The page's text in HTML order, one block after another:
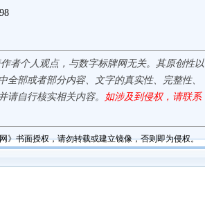
者个人观点，与数字标牌网无关。其原创性以
部或者部分内容、文字的真实性、完整性、
请自行核实相关内容。
如涉及到侵权，请联系
》书面授权，请勿转载或建立镜像，否则即为侵权。